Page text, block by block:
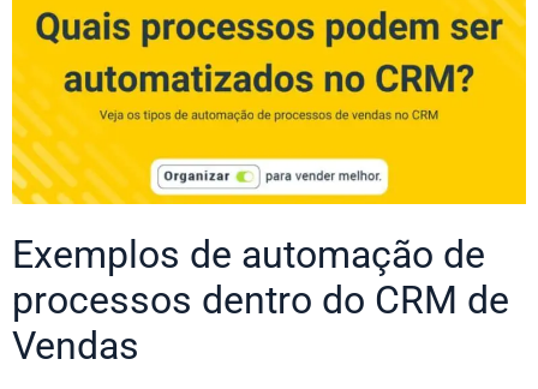
Exemplos de automação de
processos dentro do CRM de
Vendas